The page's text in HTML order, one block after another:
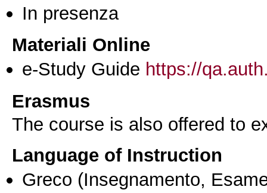
In presenza
Materiali Online
e-Study Guide https://
Erasmus
The course is also offered to
Language of Instruction
Greco (Insegnamento,